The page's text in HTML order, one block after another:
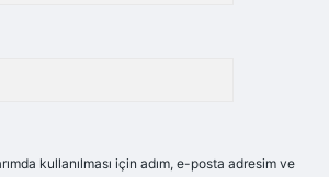
kullanılması için adım, e-posta adresim ve